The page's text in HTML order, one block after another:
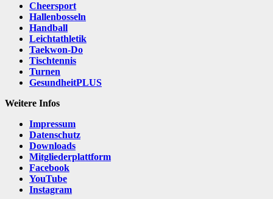
Cheersport
Hallenbosseln
Handball
Leichtathletik
Taekwon-Do
Tischtennis
Turnen
GesundheitPLUS
Weitere Infos
Impressum
Datenschutz
Downloads
Mitgliederplattform
Facebook
YouTube
Instagram